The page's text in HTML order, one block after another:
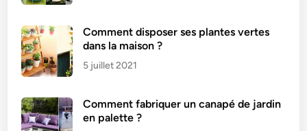
Comment disposer ses plantes vertes
dans la maison ?
5 juillet 2021
Comment fabriquer un canapé de jardin
en palette ?